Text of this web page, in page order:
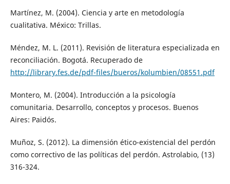
Martínez, M. (2004). Ciencia y arte en metodología
cualitativa. México: Trillas.
Méndez, M. L. (2011). Revisión de literatura especializada en
reconciliación. Bogotá. Recuperado de
http://library.fes.de/pdf-files/bueros/kolumbien/08551.pdf
Montero, M. (2004). Introducción a la psicología
comunitaria. Desarrollo, conceptos y procesos. Buenos
Aires: Paidós.
Muñoz, S. (2012). La dimensión ético-existencial del perdón
como correctivo de las políticas del perdón. Astrolabio, (13)
316-324.